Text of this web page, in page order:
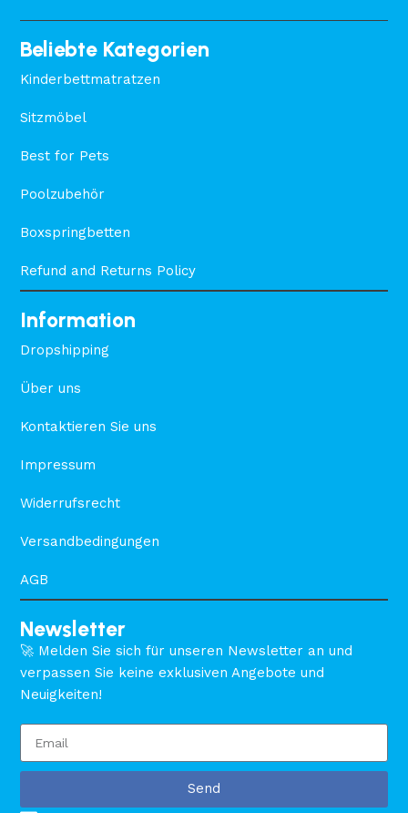
Beliebte Kategorien
Kinderbettmatratzen
Sitzmöbel
Best for Pets
Poolzubehör
Boxspringbetten
Refund and Returns Policy
Information
Dropshipping
Über uns
Kontaktieren Sie uns
Impressum
Widerrufsrecht
Versandbedingungen
AGB
Newsletter
🚀 Melden Sie sich für unseren Newsletter an und
verpassen Sie keine exklusiven Angebote und
Neuigkeiten!
Send